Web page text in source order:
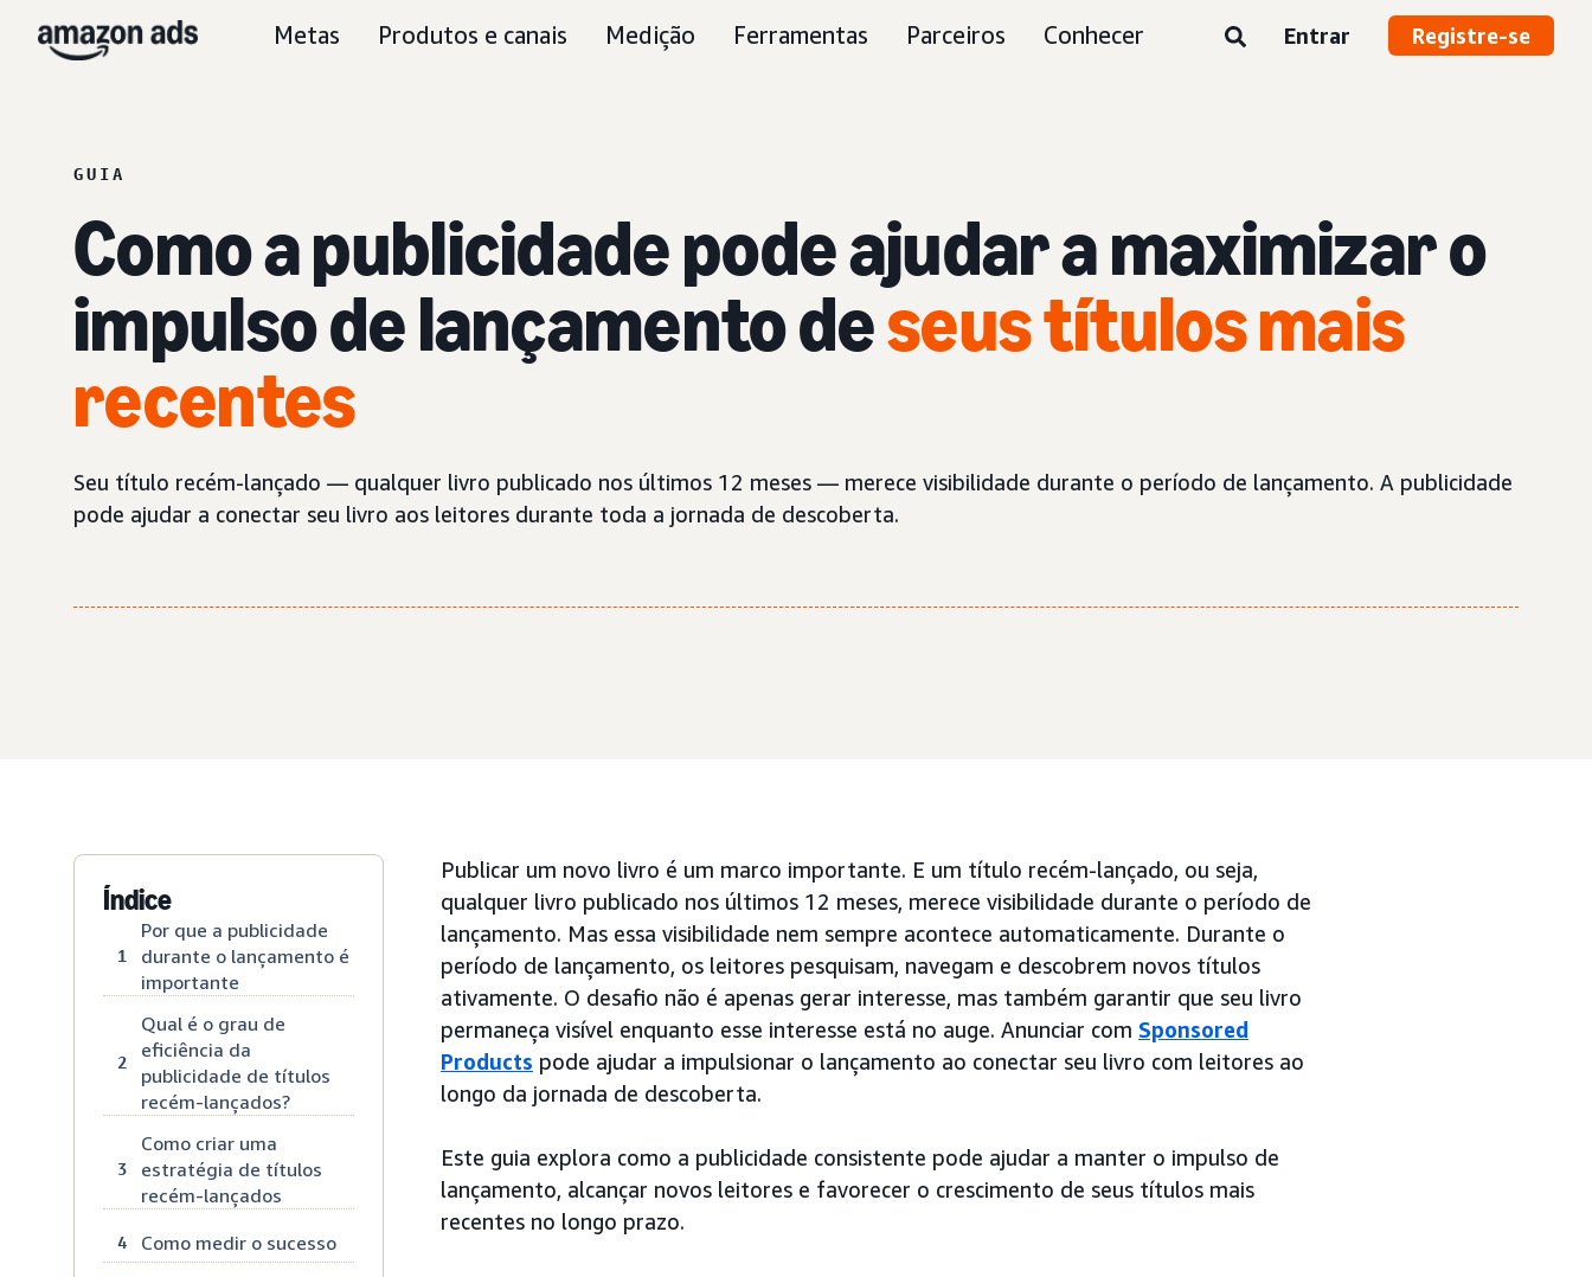
Metas Produtos e canais Medição Ferramentas Parceiros Conhecer Entrar Registre-se
GUIA
Como a publicidade pode ajudar a maximizaro
impulso de lançamentodeseus títulos mais
recentes
Seu título recém-lançado — qualquer livro publicado nos últimos 12 meses — merece visibilidade durante o período de lançamento. A publicidade
pode ajudar a conectar seu livro aos leitores durante toda a jornada de descoberta.
Índice
1
Por que a publicidade
durante o lançamento é
importante
2
Qual é o grau de
eficiência da
publicidade de títulos
recém-lançados?
3
Como criar uma
estratégia de títulos
recém-lançados
4 Como medir o sucesso
Publicar um novo livro é um marco importante. E um título recém-lançado, ou seja,
qualquer livro publicado nos últimos 12 meses, merece visibilidade durante o período de
lançamento. Mas essa visibilidade nem sempre acontece automaticamente. Durante o
período de lançamento, os leitores pesquisam, navegam e descobrem novos títulos
ativamente. O desafio não é apenas gerar interesse, mas também garantir que seu livro
permaneça visível enquanto esse interesse está no auge. Anunciar com Sponsored
Products pode ajudar a impulsionar o lançamento ao conectar seu livro com leitores ao
longo da jornada de descoberta.
Este guia explora como a publicidade consistente pode ajudar a manter o impulso de
lançamento, alcançar novos leitores e favorecer o crescimento de seus títulos mais
recentes no longo prazo.